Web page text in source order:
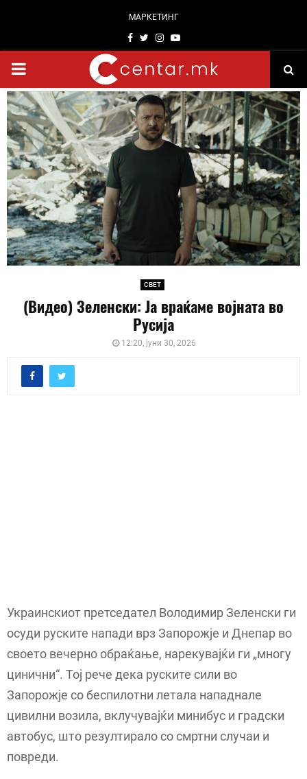
МАРКЕТИНГ
Facebook
TwitterInstagram
Youtube
PRIMARY
MENU
СВЕТ
(Видео) Зеленски: Ја враќаме војната во
Русија
12:20, јуни 30, 2026
Украинскиот претседател Володимир Зеленски ги
осуди руските напади врз Запорожје и Днепар во
своето вечерно обраќање, нарекувајќи ги „многу
цинични“. Тој рече дека руските сили во
Запорожје со беспилотни летала нападнале
цивилни возила, вклучувајќи минибус и градски
автобус, што резултирало со смртни случаи и
повреди.